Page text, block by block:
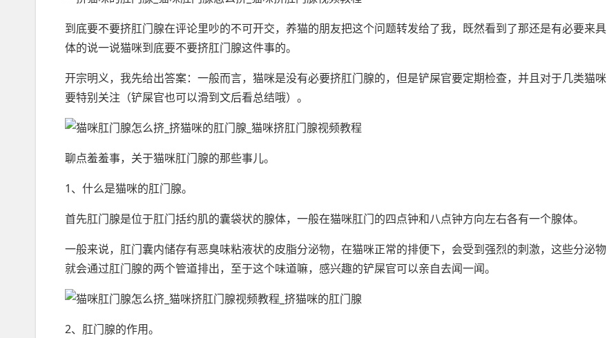
到底要不要挤肛门腺在评论里吵的不可开交，养猫的朋友把这个问题转发给了我，既然看到了那还是有必要来具
体的说一说猫咪到底要不要挤肛门腺这件事的。
开宗明义，我先给出答案：一般而言，猫咪是没有必要挤肛门腺的，但是铲屎官要定期检查，并且对于几类猫咪
要特别关注（铲屎官也可以滑到文后看总结哦）。
聊点羞羞事，关于猫咪肛门腺的那些事儿。
1、什么是猫咪的肛门腺。
首先肛门腺是位于肛门括约肌的囊袋状的腺体，一般在猫咪肛门的四点钟和八点钟方向左右各有一个腺体。
一般来说，肛门囊内储存有恶臭味粘液状的皮脂分泌物，在猫咪正常的排便下，会受到强烈的刺激，这些分泌物
就会通过肛门腺的两个管道排出，至于这个味道嘛，感兴趣的铲屎官可以亲自去闻一闻。
2、肛门腺的作用。